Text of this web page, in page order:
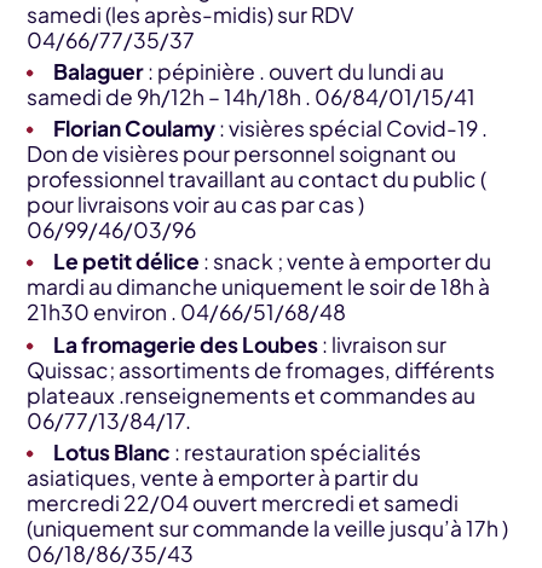
samedi (les après-midis) sur RDV
04/66/77/35/37
Balaguer: pépinière . ouvert du lundi au
samedi de 9h/12h – 14h/18h . 06/84/01/15/41
Florian Coulamy: visières spécial Covid-19 .
Don de visières pour personnel soignant ou
professionnel travaillant au contact du public (
pour livraisons voir au cas par cas )
06/99/46/03/96
Le petit délice : snack ; vente à emporter du
mardi au dimanche uniquement le soir de 18h à
21h30 environ . 04/66/51/68/48
La fromagerie des Loubes: livraison sur
Quissac; assortiments de fromages, différents
plateaux .renseignements et commandes au
06/77/13/84/17.
Lotus Blanc : restauration spécialités
asiatiques, vente à emporter à partir du
mercredi 22/04 ouvert mercredi et samedi
(uniquement sur commande la veille jusqu’à 17h )
06/18/86/35/43